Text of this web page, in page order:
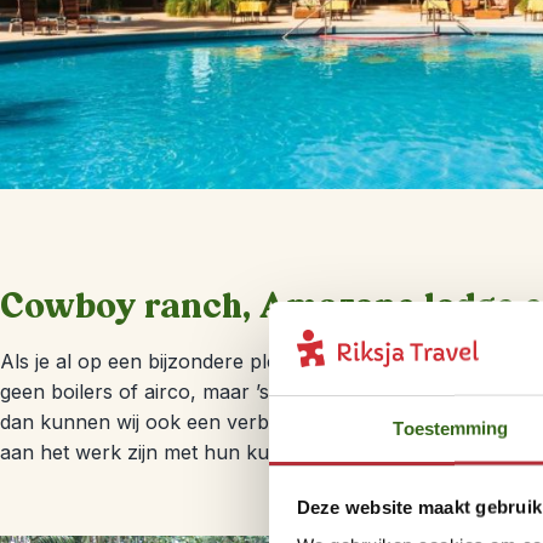
Toestemming
Deze website maakt
Cowboy ranch, Amazone lodge
Als je al op een bijzondere plek verblijft, dan kan je
geen boilers of airco, maar ’s avonds heb je wel veel
dan kunnen wij ook een verblijf regelen op eenclipper
aan het werk zijn met hun kuddes. Help jij ze mee?